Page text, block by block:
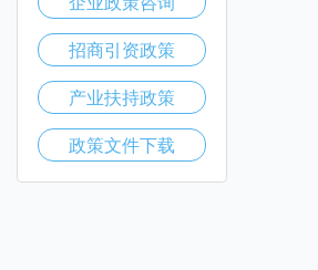
招商引资政策
产业扶持政策
政策文件下载